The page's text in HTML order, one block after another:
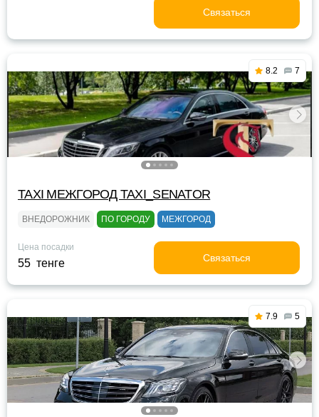
Связаться
8.2 7
TAXI МЕЖГОРОД TAXI_SENATOR
ВНЕДОРОЖНИК ПО ГОРОДУ МЕЖГОРОД
Цена посадки
55 тенге Связаться
7.9 5